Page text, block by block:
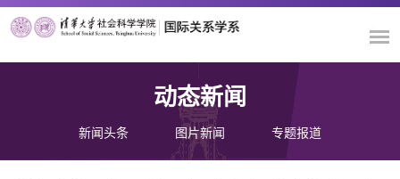
动态新闻
新闻头条 图片新闻 专题报道